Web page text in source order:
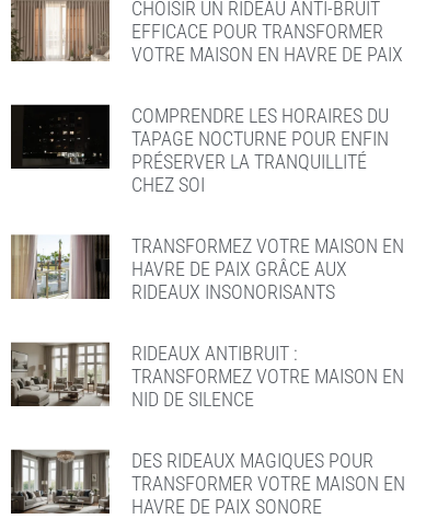
CHOISIR UN RIDEAU ANTI-BRUIT
EFFICACE POUR TRANSFORMER
VOTRE MAISON EN HAVRE DE PAIX
COMPRENDRE LES HORAIRES DU
TAPAGE NOCTURNE POUR ENFIN
PRÉSERVER LA TRANQUILLITÉ
CHEZ SOI
TRANSFORMEZ VOTRE MAISON EN
HAVRE DE PAIX GRÂCE AUX
RIDEAUX INSONORISANTS
RIDEAUX ANTIBRUIT :
TRANSFORMEZ VOTRE MAISON EN
NID DE SILENCE
DES RIDEAUX MAGIQUES POUR
TRANSFORMER VOTRE MAISON EN
HAVRE DE PAIX SONORE